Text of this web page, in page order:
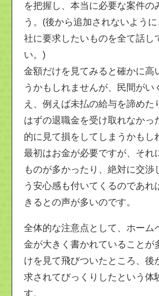
を把握し、本当に必要な案件の
う。(後から追加されないよう
社に要求したいものを全て話し
い。)
金額だけを見てみると確かに高
うかもしれませんが、民間がい
え、例えば未払の給与を諦めた
はずの退職金を受け取れなかっ
的に見て損をしてしまうかもし
最初はお金が必要ですが、それ
ものが多かったり、絶対に交渉
う安心感も付いてくるのであれ
きるとの声が多いのです。
全体的な注意点として、ホーム
金が大きく書かれていることが
けを見て飛びついたところ、後
求されてびっくりしたという体
す。